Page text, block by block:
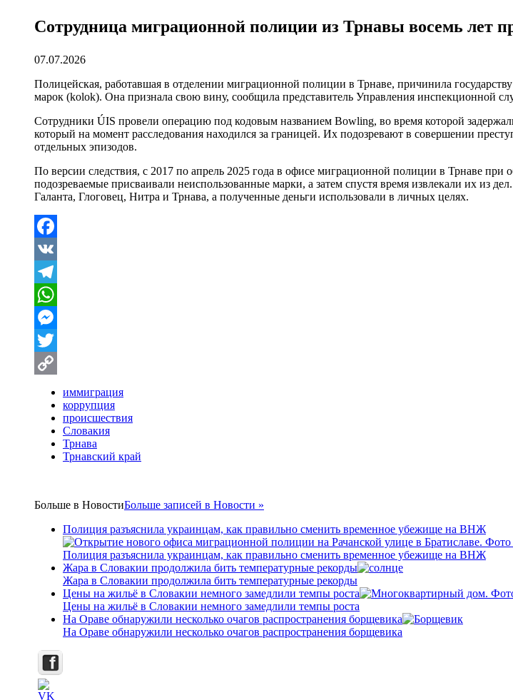
Сотрудница миграционной полиции из Трнавы восемь лет
07.07.2026
Полицейская, работавшая в отделении миграционной полиции в Трнаве, причинила
марок (kolok). Она признала свою вину, сообщила представитель Управления инспекционной
Сотрудники ÚIS провели операцию под кодовым названием Bowling, во время которой
который на момент расследования находился за границей. Их подозревают в совершении
отдельных эпизодов.
По версии следствия, с 2017 по апрель 2025 года в офисе миграционной полиции в Трнаве при
подозреваемые присваивали неиспользованные марки, а затем спустя время извлекали их из
Галанта, Глоговец, Нитра и Трнава, а полученные деньги использовали в личных целях.
Facebook
VK
Telegram
WhatsApp
Messenger
Twitter
Link
иммиграция
коррупция
происшествия
Словакия
Трнава
Трнавский край
Больше в НовостиБольше записей в Новости »
Полиция разъяснила украинцам, как правильно сменить временное убежище на ВНЖ
Полиция разъяснила украинцам, как правильно сменить временное убежище на ВНЖ
Жара в Словакии продолжила бить температурные рекорды
Жара в Словакии продолжила бить температурные рекорды
Цены на жильё в Словакии немного замедлили темпы роста
Цены на жильё в Словакии немного замедлили темпы роста
На Ораве обнаружили несколько очагов распространения борщевика
На Ораве обнаружили несколько очагов распространения борщевика